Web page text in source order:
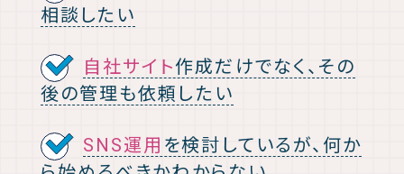
相談したい
自社サイト作成だけでなく、その
後の管理も依頼したい
SNS運用 を検討しているが、何か